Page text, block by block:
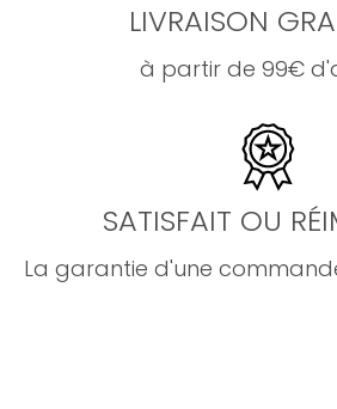
LIVRAISON
à partir de 99€
SATISFAIT OU
La garantie d'une